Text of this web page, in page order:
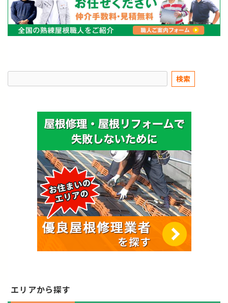
エリアから探す